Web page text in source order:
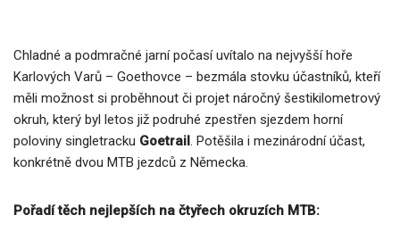
Chladné a podmračné jarní počasí uvítalo na nejvyšší hoře
Karlových Varů – Goethovce – bezmála stovku účastníků, kteří
měli možnost si proběhnout či projet náročný šestikilometrový
okruh, který byl letos již podruhé zpestřen sjezdem horní
poloviny singletracku Goetrail. Potěšila i mezinárodní účast,
konkrétně dvou MTB jezdců z Německa.
Pořadí těch nejlepších na čtyřech okruzích MTB: